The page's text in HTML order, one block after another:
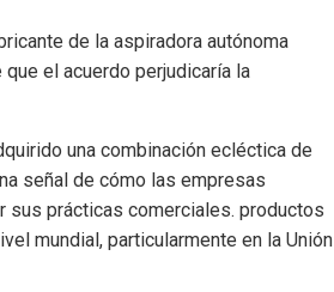
de la aspiradora autónoma
el acuerdo perjudicaría la
una combinación ecléctica de
señal de cómo las empresas
sus prácticas comerciales. productos
mundial, particularmente en la Unión